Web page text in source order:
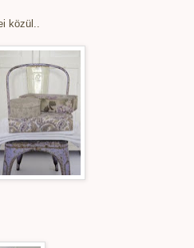
közül..